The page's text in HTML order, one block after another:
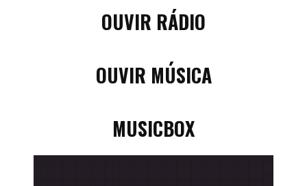
OUVIR RÁDIO
OUVIR MÚSICA
MUSICBOX